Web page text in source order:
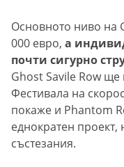
Основното ниво на
000 евро, а
почти сигурно
Ghost Savile Row
Фестивала на
покаже и Phantom
еднократен
състезания.